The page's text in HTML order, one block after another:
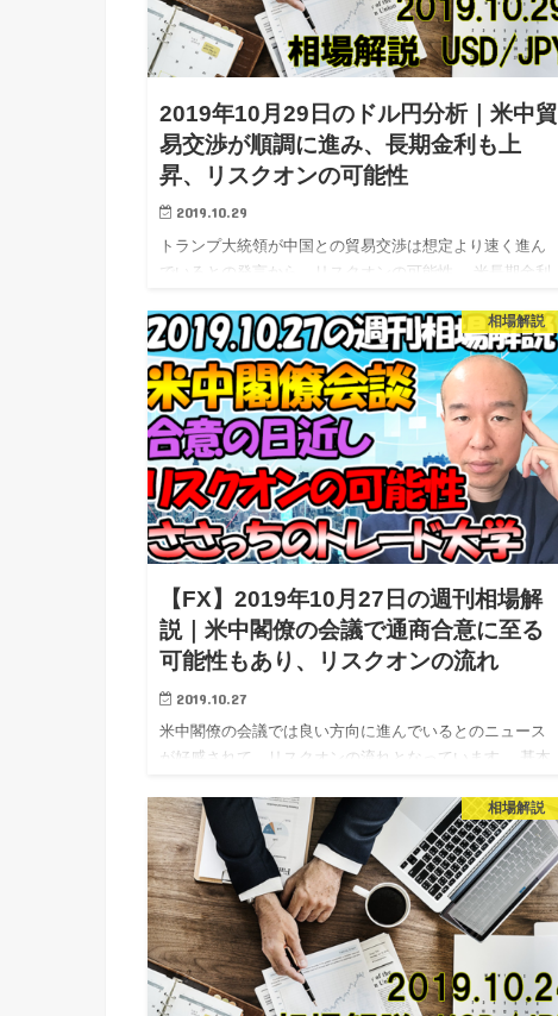
2019年10月29日のドル円分析｜米中貿
易交渉が順調に進み、長期金利も上
昇、リスクオンの可能性
2019.10.29
トランプ大統領が中国との貿易交渉は想定より速く進ん
でいるとの発言から、リスクオンの可能性。 米長期金利
で、それ次第でどう動くかが注目されます。 それでは本
日のドル円相場…
相場解説
【FX】2019年10月27日の週刊相場解
説｜米中閣僚の会議で通商合意に至る
可能性もあり、リスクオンの流れ
2019.10.27
米中閣僚の会議では良い方向に進んでいるとのニュース
が好感されて、リスクオンの流れとなっています。 基本
ており、押し戻りがあれば仕掛けていきたいと考えてい
ます。 それでは今…
相場解説